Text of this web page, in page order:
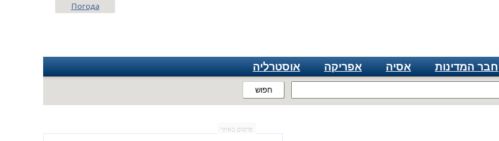
חפוש
Погода
חבר המדינות אסיה אפריקה אוסטרליה
פרסום באתר